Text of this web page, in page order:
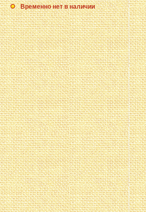
Временно нет в наличии